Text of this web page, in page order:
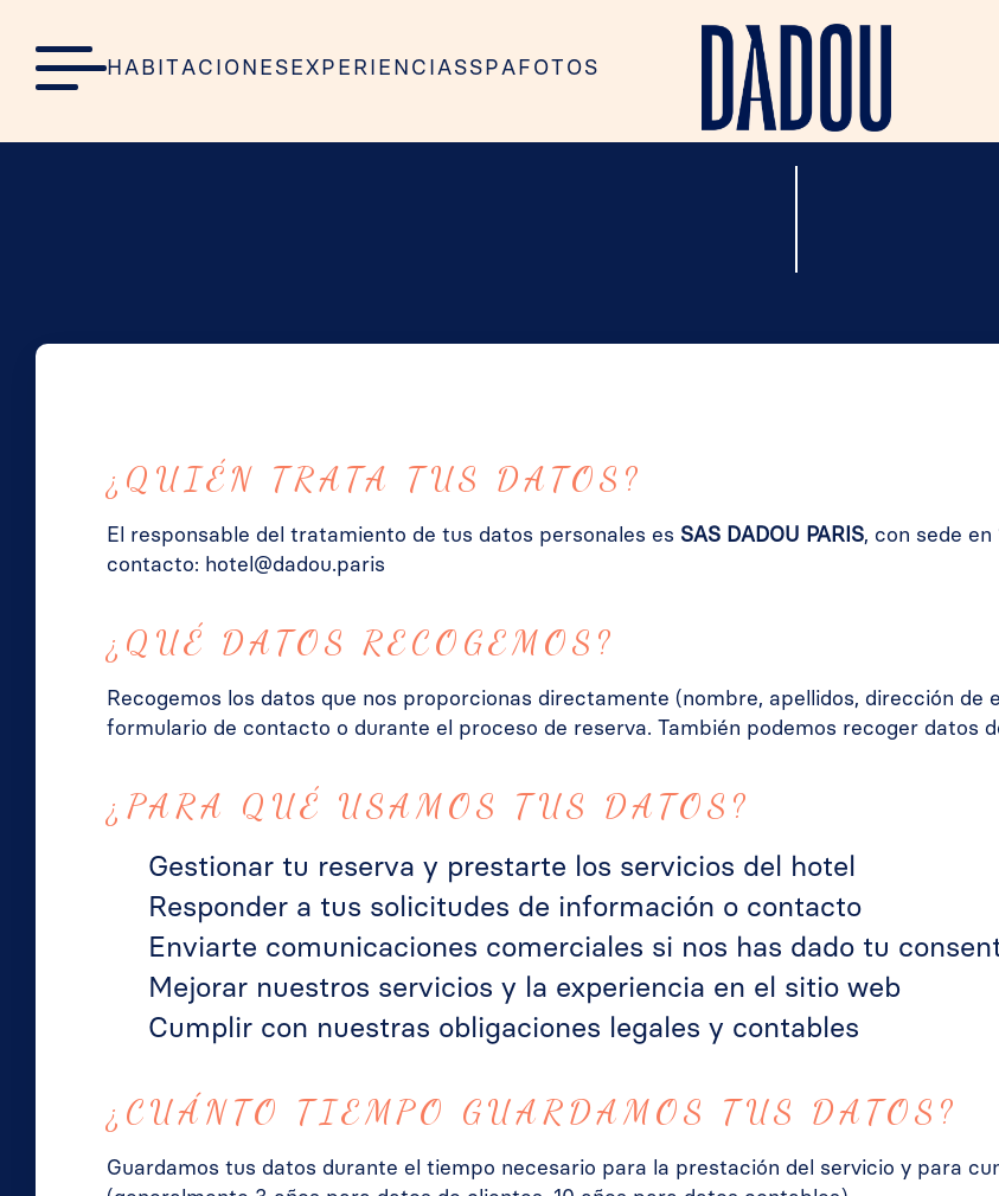
HABITACIONESEXPERIENCIASSPAFOTOS
TUS DATOS
¿QUIÉN TRATA TUS DATOS?
El responsable del tratamiento de tus datos personales es SAS DADOU PARIS, con sede en
contacto: hotel@dadou.paris
¿QUÉ DATOS RECOGEMOS?
Recogemos los datos que nos proporcionas directamente (nombre, apellidos, dirección
formulario de contacto o durante el proceso de reserva. También podemos recoger datos
¿PARA QUÉ USAMOS TUS DATOS?
Gestionar tu reserva y prestarte los servicios del hotel
Responder a tus solicitudes de información o contacto
Enviarte comunicaciones comerciales si nos has dado tu
Mejorar nuestros servicios y la experiencia en el sitio web
Cumplir con nuestras obligaciones legales y contables
¿CUÁNTO TIEMPO GUARDAMOS TUS DATOS?
Guardamos tus datos durante el tiempo necesario para la prestación del servicio y para